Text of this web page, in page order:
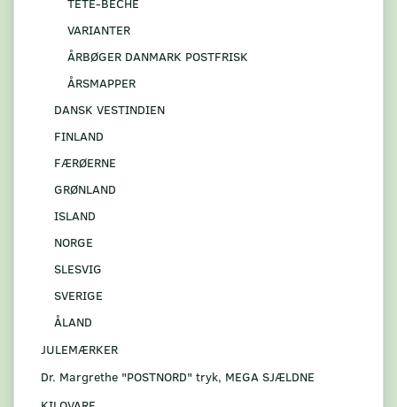
VARIANTER
ÅRBØGER DANMARK POSTFRISK
ÅRSMAPPER
DANSK VESTINDIEN
FINLAND
FÆRØERNE
GRØNLAND
ISLAND
NORGE
SLESVIG
SVERIGE
ÅLAND
JULEMÆRKER
Dr. Margrethe "POSTNORD" tryk, MEGA SJÆLDNE